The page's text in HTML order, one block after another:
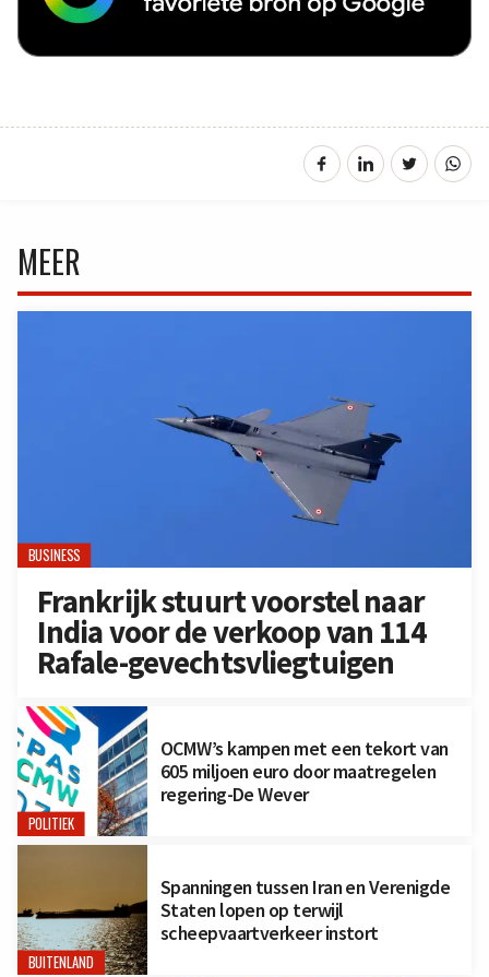
MEER
BUSINESS
Frankrijk stuurt voorstel naar
India voor de verkoop van 114
Rafale-gevechtsvliegtuigen
POLITIEK
OCMW’s kampen met een tekort van
605 miljoen euro door maatregelen
regering-De Wever
BUITENLAND
Spanningen tussen Iran en Verenigde
Staten lopen op terwijl
scheepvaartverkeer instort